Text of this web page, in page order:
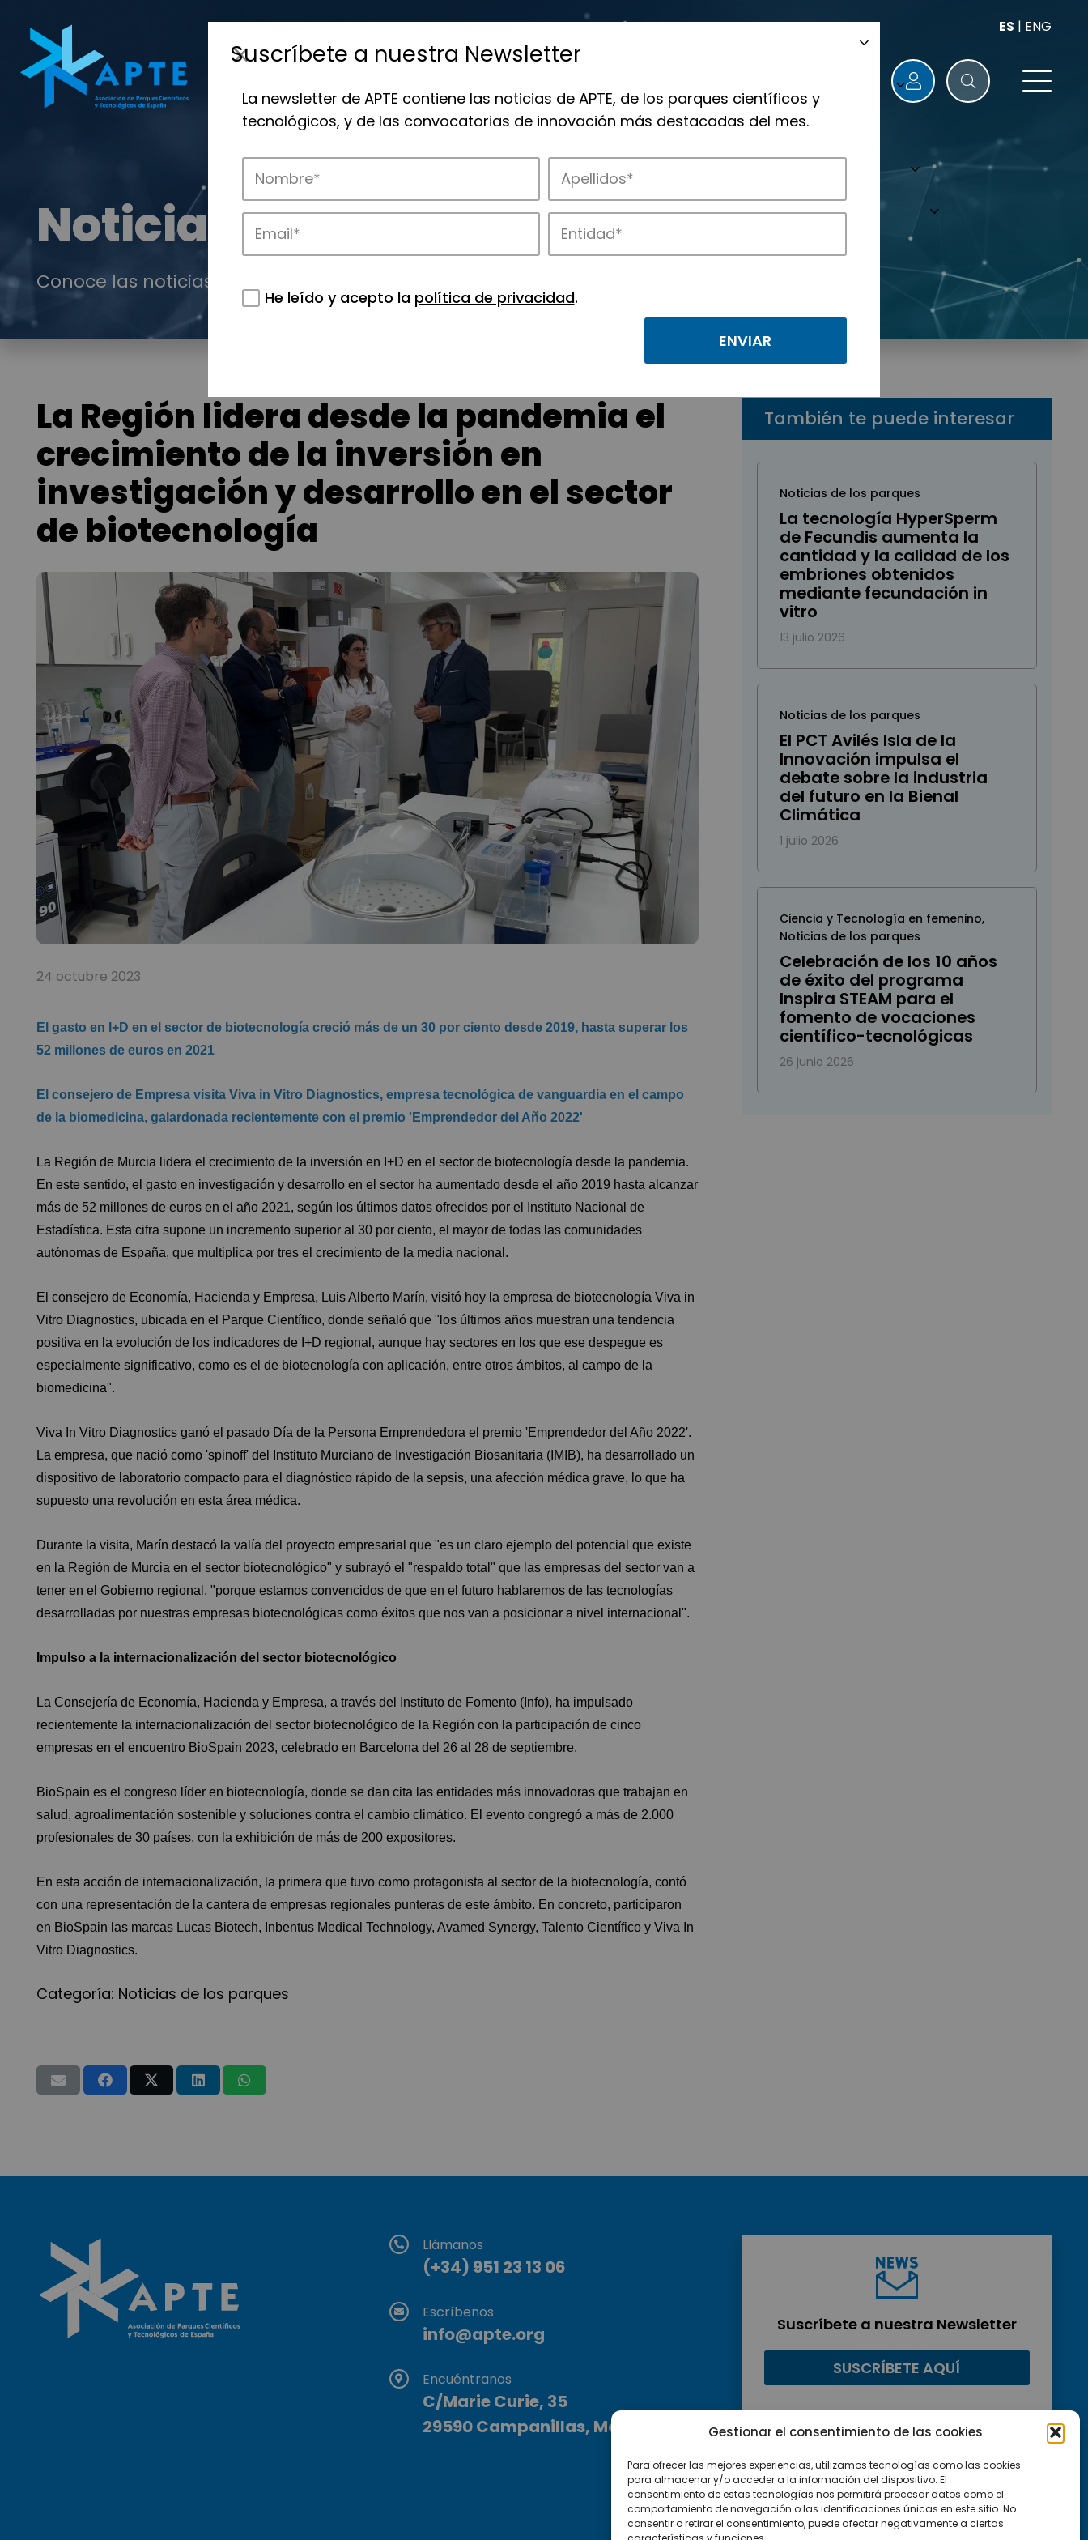
Gestionar el consentimiento de las cookies
Para ofrecer las mejores experiencias, utilizamos tecnologías como las cookies
para almacenar y/o acceder a la información del dispositivo. El
consentimiento de estas tecnologías nos permitirá procesar datos como el
comportamiento de navegación o las identificaciones únicas en este sitio. No
consentir o retirar el consentimiento, puede afectar negativamente a ciertas
ES | ENG
Noticias
Conoce las noticias más destacadas de APTE y sus parques científicos y tecnológicos.
La Región lidera desde la pandemia el
crecimiento de la inversión en
investigación y desarrollo en el sector
de biotecnología
24 octubre 2023
El gasto en I+D en el sector de biotecnología creció más de un 30 por ciento desde 2019, hasta superar los
52 millones de euros en 2021
El consejero de Empresa visita Viva in Vitro Diagnostics, empresa tecnológica de vanguardia en el campo
de la biomedicina, galardonada recientemente con el premio 'Emprendedor del Año 2022'
La Región de Murcia lidera el crecimiento de la inversión en I+D en el sector de biotecnología desde la pandemia.
En este sentido, el gasto en investigación y desarrollo en el sector ha aumentado desde el año 2019 hasta alcanzar
más de 52 millones de euros en el año 2021, según los últimos datos ofrecidos por el Instituto Nacional de
Estadística. Esta cifra supone un incremento superior al 30 por ciento, el mayor de todas las comunidades
autónomas de España, que multiplica por tres el crecimiento de la media nacional.
El consejero de Economía, Hacienda y Empresa, Luis Alberto Marín, visitó hoy la empresa de biotecnología Viva in
Vitro Diagnostics, ubicada en el Parque Científico, donde señaló que "los últimos años muestran una tendencia
positiva en la evolución de los indicadores de I+D regional, aunque hay sectores en los que ese despegue es
especialmente significativo, como es el de biotecnología con aplicación, entre otros ámbitos, al campo de la
biomedicina".
Viva In Vitro Diagnostics ganó el pasado Día de la Persona Emprendedora el premio 'Emprendedor del Año 2022'.
La empresa, que nació como 'spinoff' del Instituto Murciano de Investigación Biosanitaria (IMIB), ha desarrollado un
dispositivo de laboratorio compacto para el diagnóstico rápido de la sepsis, una afección médica grave, lo que ha
supuesto una revolución en esta área médica.
Durante la visita, Marín destacó la valía del proyecto empresarial que "es un claro ejemplo del potencial que existe
en la Región de Murcia en el sector biotecnológico" y subrayó el "respaldo total" que las empresas del sector van a
tener en el Gobierno regional, "porque estamos convencidos de que en el futuro hablaremos de las tecnologías
desarrolladas por nuestras empresas biotecnológicas como éxitos que nos van a posicionar a nivel internacional".
Impulso a la internacionalización del sector biotecnológico
La Consejería de Economía, Hacienda y Empresa, a través del Instituto de Fomento (Info), ha impulsado
recientemente la internacionalización del sector biotecnológico de la Región con la participación de cinco
empresas en el encuentro BioSpain 2023, celebrado en Barcelona del 26 al 28 de septiembre.
BioSpain es el congreso líder en biotecnología, donde se dan cita las entidades más innovadoras que trabajan en
salud, agroalimentación sostenible y soluciones contra el cambio climático. El evento congregó a más de 2.000
profesionales de 30 países, con la exhibición de más de 200 expositores.
En esta acción de internacionalización, la primera que tuvo como protagonista al sector de la biotecnología, contó
con una representación de la cantera de empresas regionales punteras de este ámbito. En concreto, participaron
en BioSpain las marcas Lucas Biotech, Inbentus Medical Technology, Avamed Synergy, Talento Científico y Viva In
Vitro Diagnostics.
Categoría: Noticias de los parques
También te puede interesar
Noticias de los parques
La tecnología HyperSperm
de Fecundis aumenta la
cantidad y la calidad de los
embriones obtenidos
mediante fecundación in
vitro
13 julio 2026
Noticias de los parques
El PCT Avilés Isla de la
Innovación impulsa el
debate sobre la industria
del futuro en la Bienal
Climática
1 julio 2026
Ciencia y Tecnología en femenino,
Noticias de los parques
Celebración de los 10 años
de éxito del programa
Inspira STEAM para el
fomento de vocaciones
científico-tecnológicas
26 junio 2026
Llámanos
(+34) 951 23 13 06
Escríbenos
info@apte.org
Encuéntranos
C/Marie Curie, 35
29590 Campanillas, Málaga
Suscríbete a nuestra Newsletter
SUSCRÍBETE AQUÍ
Suscríbete a nuestra Newsletter
La newsletter de APTE contiene las noticias de APTE, de los parques científicos y
tecnológicos, y de las convocatorias de innovación más destacadas del mes.
He leído y acepto la política de privacidad.